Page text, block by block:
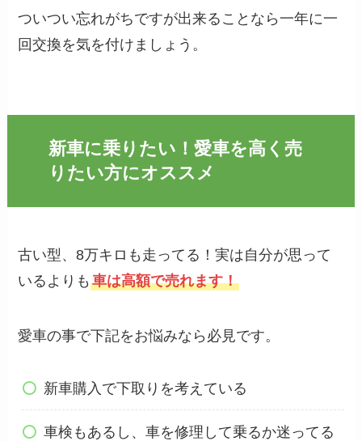
ついつい忘れがちですが出来ることなら一年に一
回交換を気を付けましょう。
新車に乗りたい！愛車を高く売
りたい方にオススメ
古い型、8万キロも走ってる！実は自分が思って
いるよりも車は高額で売れます！
愛車の事で下記をお悩みなら必見です。
新車購入で下取りを考えている
車検もあるし、車を修理して乗るか迷ってる